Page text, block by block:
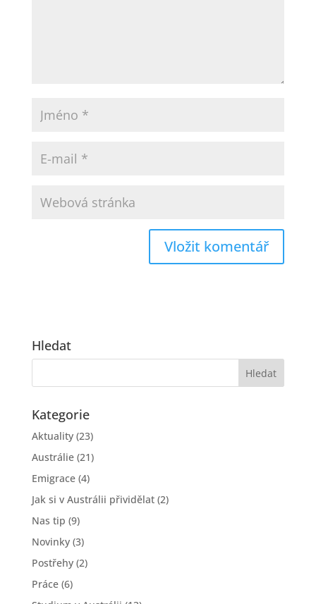
Hledat
Kategorie
Aktuality(23)
Austrálie(21)
Emigrace(4)
Jak si v Austrálii přividělat(2)
Nas tip (9)
Novinky(3)
Postřehy(2)
Práce(6)